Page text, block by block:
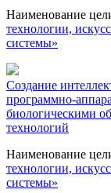
Наименование
технологии,
системы»
Создание
программно-
биологическими
технологий
Наименование
технологии,
системы»